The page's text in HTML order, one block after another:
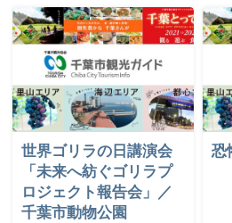
世界ゴリラの日講演会
「未来へ紡ぐゴリラプ
ロジェクト報告会」／
千葉市動物公園
恐